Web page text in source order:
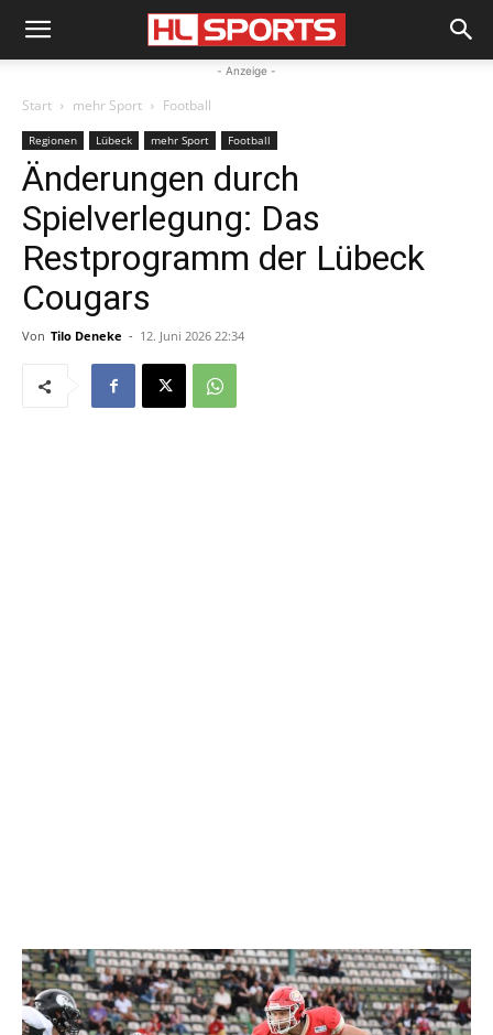
- Anzeige -
Start mehr Sport Football
Regionen Lübeck mehr Sport Football
Änderungen durch
Spielverlegung: Das
Restprogramm der Lübeck
Cougars
Von Tilo Deneke - 12. Juni 2026 22:34